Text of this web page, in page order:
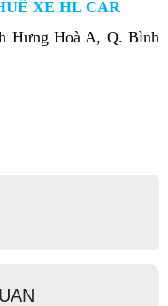
XE HL CAR
Hưng Hoà A, Q. Bình